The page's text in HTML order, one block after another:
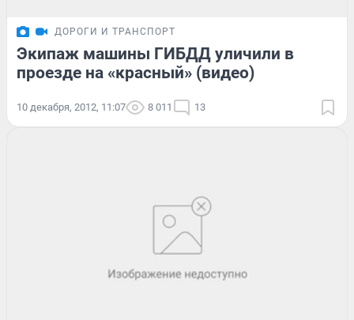
ДОРОГИ И ТРАНСПОРТ
Экипаж машины ГИБДД уличили в
проезде на «красный» (видео)
10 декабря, 2012, 11:07 8 011 13